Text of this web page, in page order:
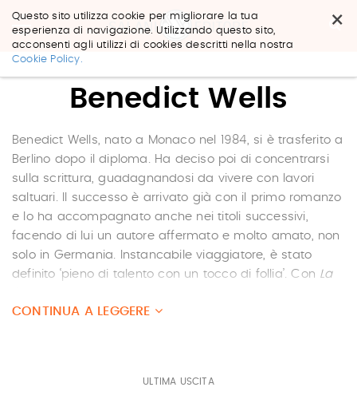
×
Questo sito utilizza cookie per migliorare la tua
esperienza di navigazione. Utilizzando questo sito,
acconsenti agli utilizzi di cookies descritti nella nostra
Cookie Policy.
Salta
navigazione
Benedict Wells
Benedict Wells, nato a Monaco nel 1984, si è trasferito a
Berlino dopo il diploma. Ha deciso poi di concentrarsi
sulla scrittura, guadagnandosi da vivere con lavori
saltuari. Il successo è arrivato già con il primo romanzo
e lo ha accompagnato anche nei titoli successivi,
facendo di lui un autore affermato e molto amato, non
solo in Germania. Instancabile viaggiatore, è stato
definito ‘pieno di talento con un tocco di follia’. Con La
Premio Europeo per la Letteratura e per oltre un anno si
CONTINUA A LEGGERE
ULTIMA USCITA